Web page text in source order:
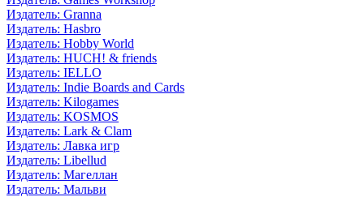
Издатель: Granna
Издатель: Hasbro
Издатель: Hobby World
Издатель: HUCH! & friends
Издатель: IELLO
Издатель: Indie Boards and Cards
Издатель: Kilogames
Издатель: KOSMOS
Издатель: Lark & Clam
Издатель: Лавка игр
Издатель: Libellud
Издатель: Магеллан
Издатель: Мальви